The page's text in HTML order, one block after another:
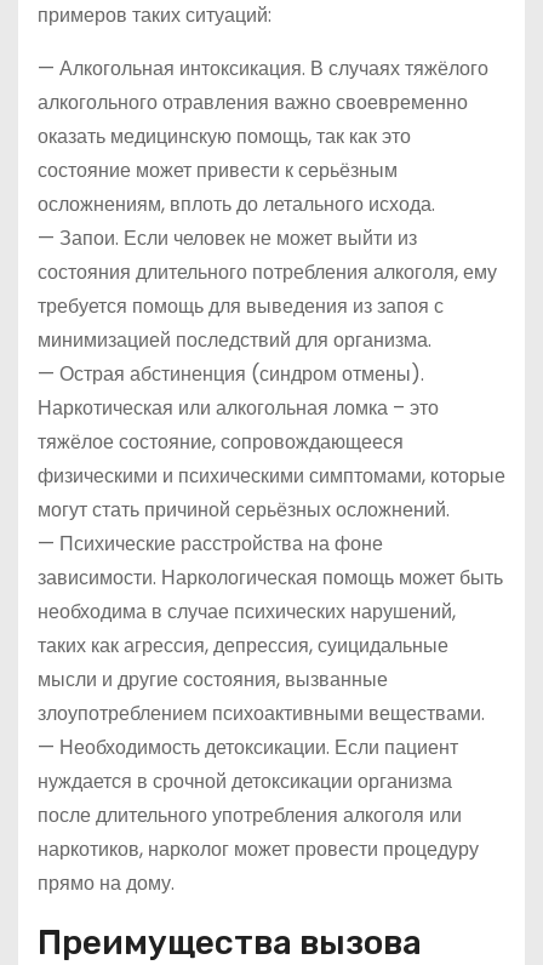
примеров таких ситуаций:
— Алкогольная интоксикация. В случаях тяжёлого
алкогольного отравления важно своевременно
оказать медицинскую помощь, так как это
состояние может привести к серьёзным
осложнениям, вплоть до летального исхода.
— Запои. Если человек не может выйти из
состояния длительного потребления алкоголя, ему
требуется помощь для выведения из запоя с
минимизацией последствий для организма.
— Острая абстиненция (синдром отмены).
Наркотическая или алкогольная ломка – это
тяжёлое состояние, сопровождающееся
физическими и психическими симптомами, которые
могут стать причиной серьёзных осложнений.
— Психические расстройства на фоне
зависимости. Наркологическая помощь может быть
необходима в случае психических нарушений,
таких как агрессия, депрессия, суицидальные
мысли и другие состояния, вызванные
злоупотреблением психоактивными веществами.
— Необходимость детоксикации. Если пациент
нуждается в срочной детоксикации организма
после длительного употребления алкоголя или
наркотиков, нарколог может провести процедуру
прямо на дому.
Преимущества вызова